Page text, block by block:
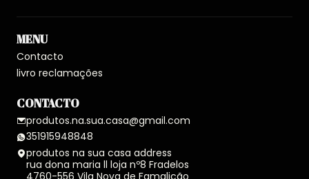
MENU
Contacto
livro reclamações
CONTACTO
produtos.na.sua.casa@gmail.com
351915948848
produtos na sua casa address
rua dona maria ll loja nº8 Fradelos
4760-556 Vila Nova de Famalicão